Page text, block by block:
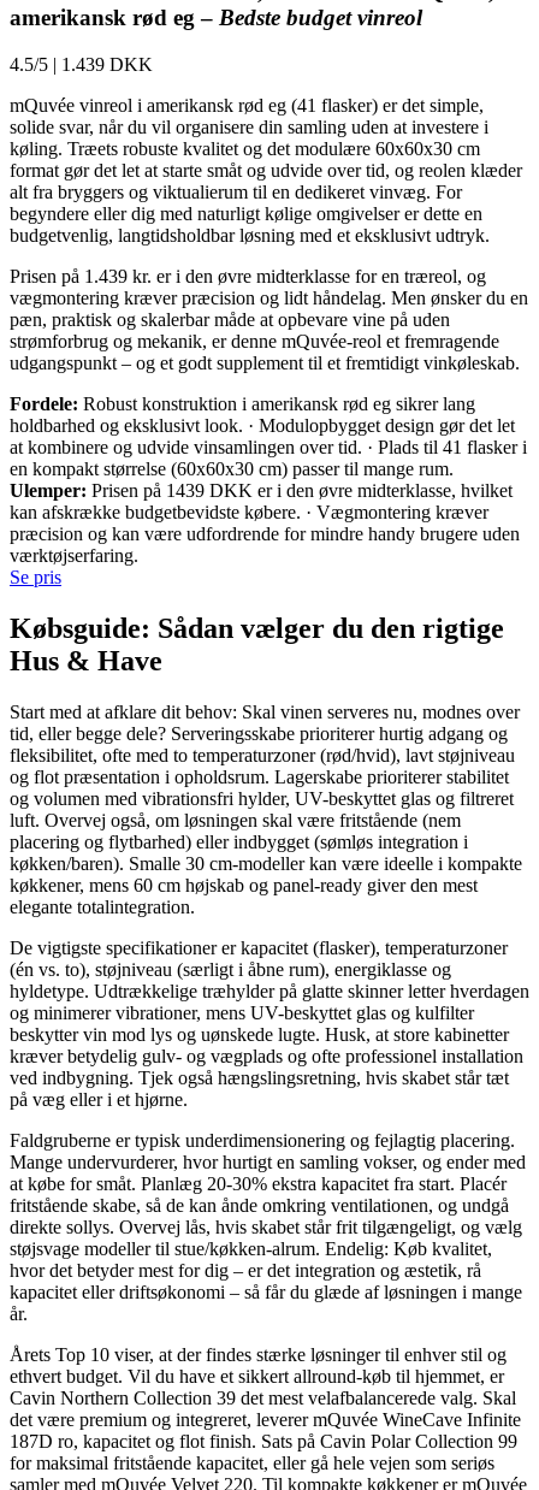
amerikansk rød eg – Bedste budget vinreol
4.5/5 | 1.439 DKK
mQuvée vinreol i amerikansk rød eg (41 flasker) er det simple,
solide svar, når du vil organisere din samling uden at investere i
køling. Træets robuste kvalitet og det modulære 60x60x30 cm
format gør det let at starte småt og udvide over tid, og reolen klæder
alt fra bryggers og viktualierum til en dedikeret vinvæg. For
begyndere eller dig med naturligt kølige omgivelser er dette en
budgetvenlig, langtidsholdbar løsning med et eksklusivt udtryk.
Prisen på 1.439 kr. er i den øvre midterklasse for en træreol, og
vægmontering kræver præcision og lidt håndelag. Men ønsker du en
pæn, praktisk og skalerbar måde at opbevare vine på uden
strømforbrug og mekanik, er denne mQuvée-reol et fremragende
udgangspunkt – og et godt supplement til et fremtidigt vinkøleskab.
Fordele: Robust konstruktion i amerikansk rød eg sikrer lang
holdbarhed og eksklusivt look. · Modulopbygget design gør det let
at kombinere og udvide vinsamlingen over tid. · Plads til 41 flasker i
en kompakt størrelse (60x60x30 cm) passer til mange rum.
Ulemper: Prisen på 1439 DKK er i den øvre midterklasse, hvilket
kan afskrække budgetbevidste købere. · Vægmontering kræver
præcision og kan være udfordrende for mindre handy brugere uden
værktøjserfaring.
Se pris
Købsguide: Sådan vælger du den rigtige
Hus & Have
Start med at afklare dit behov: Skal vinen serveres nu, modnes over
tid, eller begge dele? Serveringsskabe prioriterer hurtig adgang og
fleksibilitet, ofte med to temperaturzoner (rød/hvid), lavt støjniveau
og flot præsentation i opholdsrum. Lagerskabe prioriterer stabilitet
og volumen med vibrationsfri hylder, UV-beskyttet glas og filtreret
luft. Overvej også, om løsningen skal være fritstående (nem
placering og flytbarhed) eller indbygget (sømløs integration i
køkken/baren). Smalle 30 cm-modeller kan være ideelle i kompakte
køkkener, mens 60 cm højskab og panel-ready giver den mest
elegante totalintegration.
De vigtigste specifikationer er kapacitet (flasker), temperaturzoner
(én vs. to), støjniveau (særligt i åbne rum), energiklasse og
hyldetype. Udtrækkelige træhylder på glatte skinner letter hverdagen
og minimerer vibrationer, mens UV-beskyttet glas og kulfilter
beskytter vin mod lys og uønskede lugte. Husk, at store kabinetter
kræver betydelig gulv- og vægplads og ofte professionel installation
ved indbygning. Tjek også hængslingsretning, hvis skabet står tæt
på væg eller i et hjørne.
Faldgruberne er typisk underdimensionering og fejlagtig placering.
Mange undervurderer, hvor hurtigt en samling vokser, og ender med
at købe for småt. Planlæg 20-30% ekstra kapacitet fra start. Placér
fritstående skabe, så de kan ånde omkring ventilationen, og undgå
direkte sollys. Overvej lås, hvis skabet står frit tilgængeligt, og vælg
støjsvage modeller til stue/køkken-alrum. Endelig: Køb kvalitet,
hvor det betyder mest for dig – er det integration og æstetik, rå
kapacitet eller driftsøkonomi – så får du glæde af løsningen i mange
år.
Årets Top 10 viser, at der findes stærke løsninger til enhver stil og
ethvert budget. Vil du have et sikkert allround-køb til hjemmet, er
Cavin Northern Collection 39 det mest velafbalancerede valg. Skal
det være premium og integreret, leverer mQuvée WineCave Infinite
187D ro, kapacitet og flot finish. Sats på Cavin Polar Collection 99
for maksimal fritstående kapacitet, eller gå hele vejen som seriøs
samler med mQuvée Velvet 220. Til kompakte køkkener er mQuvée